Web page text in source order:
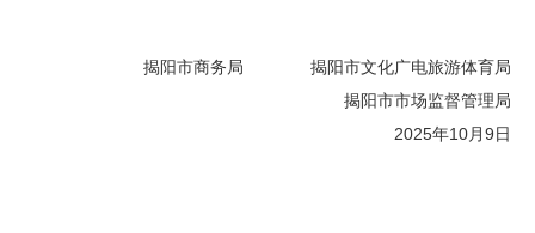
揭阳市商务局 揭阳市文化广电旅游体育局
揭阳市市场监督管理局
2025年10月9日